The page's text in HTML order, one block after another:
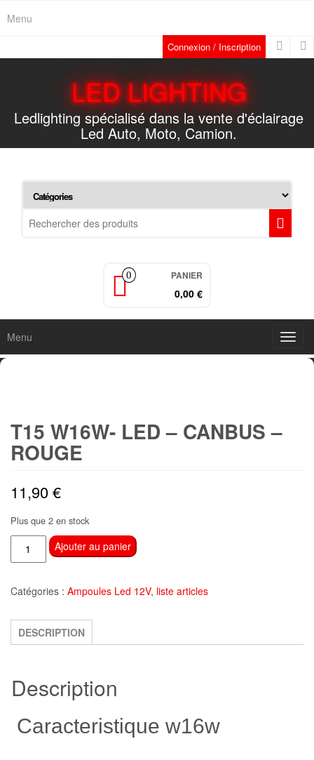
Menu
Connexion / Inscription
LED LIGHTING
Ledlighting spécialisé dans la vente d'éclairage
Led Auto, Moto, Camion.
0 PANIER
0,00 €
Menu
T15 W16W- LED – CANBUS –
ROUGE
11,90€
Plus que 2 en stock
quantité
de
w16w-
canbus
Rouge
Ajouter au panier
Catégories : Ampoules Led 12V, liste articles
DESCRIPTION
Description
Caracteristique w16w